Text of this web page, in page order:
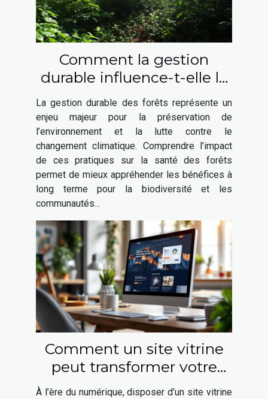
Comment la gestion
durable influence-t-elle la
santé des forêts ?
La gestion durable des forêts représente un
enjeu majeur pour la préservation de
l’environnement et la lutte contre le
changement climatique. Comprendre l’impact
de ces pratiques sur la santé des forêts
permet de mieux appréhender les bénéfices à
long terme pour la biodiversité et les
communautés...
Comment un site vitrine
peut transformer votre
présence en ligne ?
À l’ère du numérique, disposer d’un site vitrine